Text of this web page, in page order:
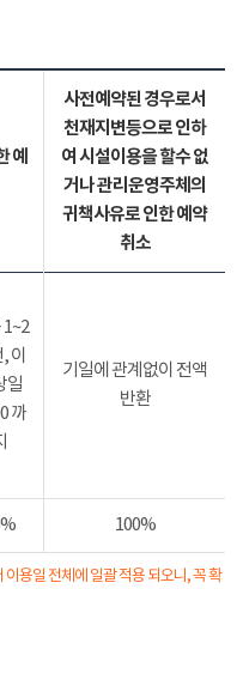
예
사전예약된 경우로서
천재지변등으로 인하
여 시설이용을 할수 없
거나 관리운영주체의
귀책사유로 인한 예약
취소
1~2
이
일
까
기일에 관계없이 전액
반환
100%
용일 전체에 일괄 적용 되오니, 꼭 확